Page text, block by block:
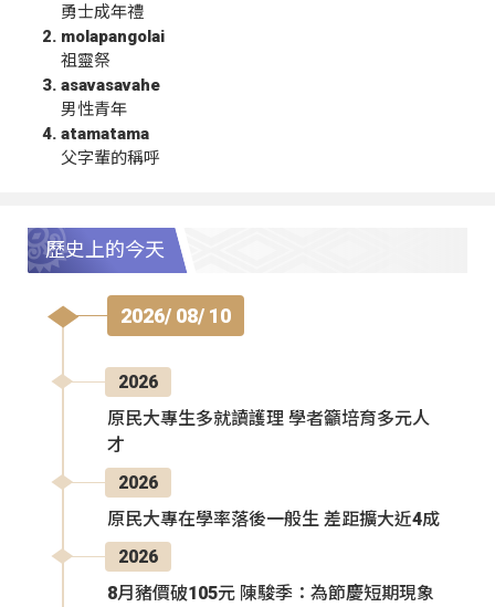
勇士成年禮
molapangolai
祖靈祭
asavasavahe
男性青年
atamatama
父字輩的稱呼
歷史上的今天
2026/ 08/ 10
2026
原民大專生多就讀護理 學者籲培育多元人
才
2026
原民大專在學率落後一般生 差距擴大近4成
2026
8月豬價破105元 陳駿季：為節慶短期現象